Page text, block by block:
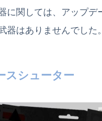
に関しては、アップ
器はありませんでした。
スシューター